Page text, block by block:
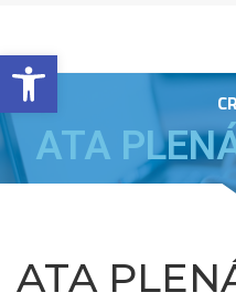
Barra de Ferramentas Aberta
ATA
ATA